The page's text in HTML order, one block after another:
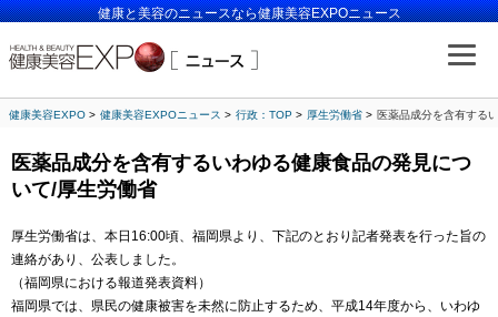
健康と美容のニュースなら健康美容EXPOニュース
健康美容EXPO 健康美容EXPOニュース 行政：TOP 厚生労働省 医薬品成分を含有する
医薬品成分を含有するいわゆる健康食品の発見につ
いて/厚生労働省
厚生労働省は、本日16:00頃、福岡県より、下記のとおり記者発表を行った旨の
連絡があり、公表しました。
（福岡県における報道発表資料）
福岡県では、県民の健康被害を未然に防止するため、平成14年度から、いわゆ